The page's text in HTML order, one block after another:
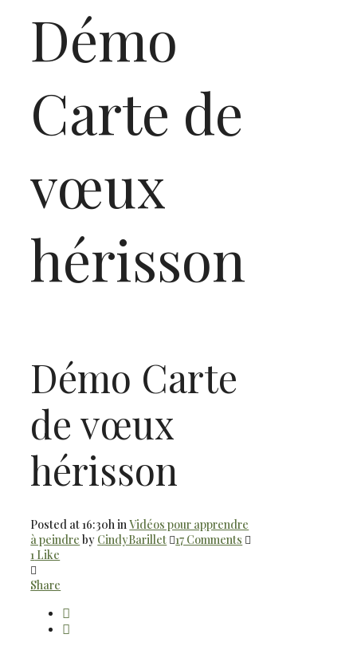
Démo
Carte de
vœux
hérisson
Démo Carte
de vœux
hérisson
Posted at 16:30hinVidéos pour apprendre
à peindre by CindyBarillet 17 Comments
1 Like
Share